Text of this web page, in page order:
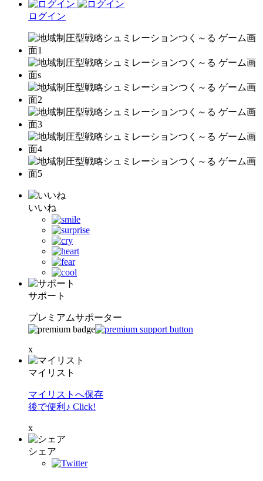
ログイン
いいね
サポート
プレミアムサポーター
x
マイリスト
マイリストへ保存
後で便利♪ Click!
x
シェア